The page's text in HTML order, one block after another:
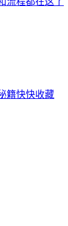
籍快快收藏